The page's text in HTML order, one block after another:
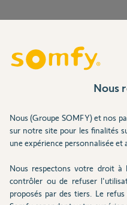
de faire l'association
Nous
Nous (Groupe SOMFY) et nos
sur notre site pour les finalités
une expérience personnalisée et
Nous respectons votre droit à
contrôler ou de refuser
proposés par des tiers. Le